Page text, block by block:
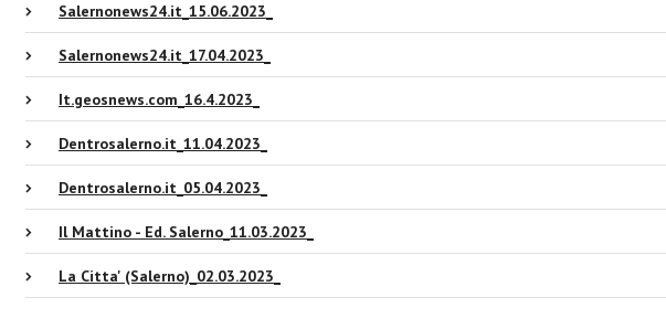
Salernonews24.it_15.06.2023_
Salernonews24.it_17.04.2023_
It.geosnews.com_16.4.2023_
Dentrosalerno.it_11.04.2023_
Dentrosalerno.it_05.04.2023_
Il Mattino - Ed. Salerno_11.03.2023_
La Citta' (Salerno)_02.03.2023_